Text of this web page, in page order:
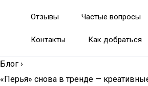
Отзывы Частые вопросы
Контакты Как добраться
Блог ›
«Перья» снова в тренде —